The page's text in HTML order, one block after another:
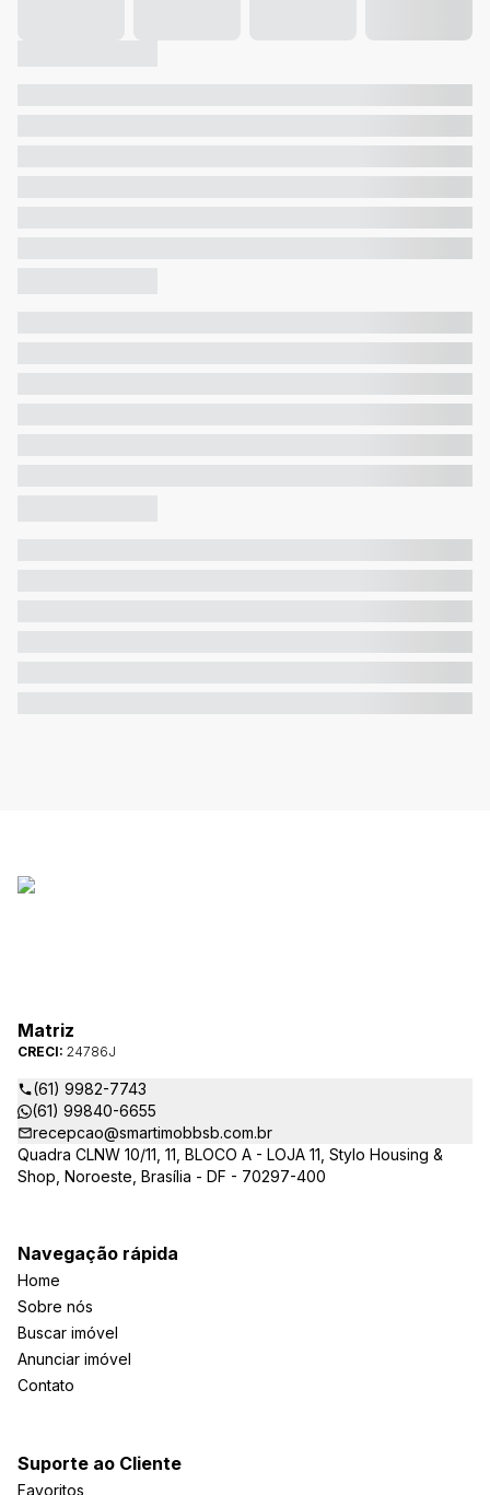
Matriz
CRECI: 24786J
(61) 9982-7743
(61) 99840-6655
recepcao@smartimobbsb.com.br
Quadra CLNW 10/11, 11, BLOCO A - LOJA 11, Stylo Housing &
Shop, Noroeste, Brasília - DF - 70297-400
Navegação rápida
Home
Sobre nós
Buscar imóvel
Anunciar imóvel
Contato
Suporte ao Cliente
Favoritos